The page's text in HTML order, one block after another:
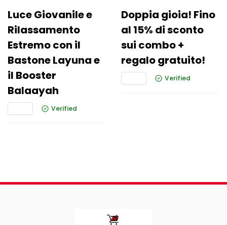
Luce Giovanile e
Rilassamento
Estremo con il
Bastone Layuna e
il Booster
Balaayah
Verified
Doppia gioia! Fino
al 15% di sconto
sui combo +
regalo gratuito!
Verified